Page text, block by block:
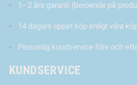
1–2 års garanti (beroende på
14 dagars öppet köp enligt våra
Personlig kundservice före och
KUNDSERVICE